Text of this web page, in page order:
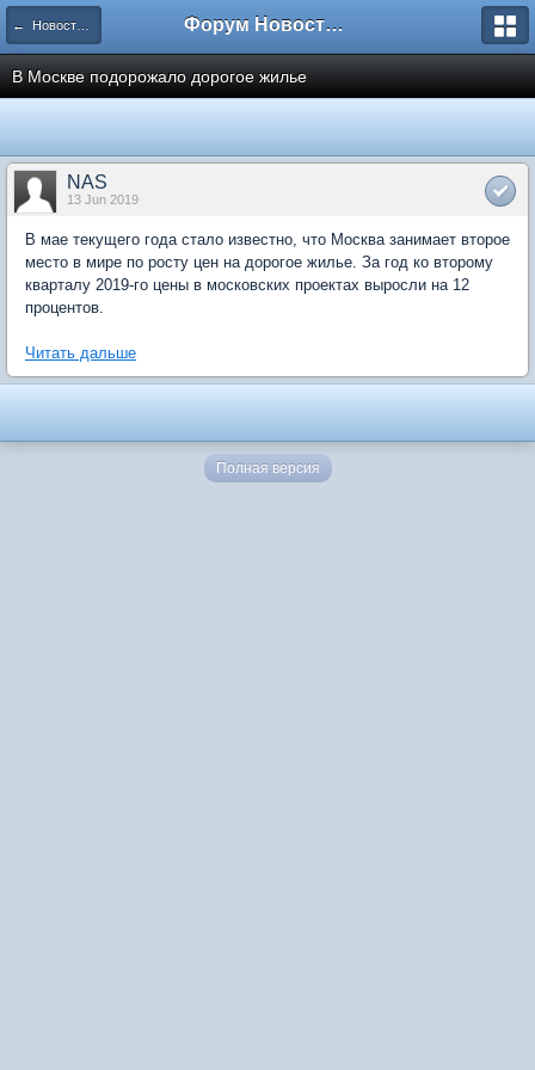
← Новости рынка недвижимости Форум Новостройки
В Москве подорожало дорогое жилье
NAS
13 Jun 2019
В мае текущего года стало известно, что Москва занимает второе
место в мире по росту цен на дорогое жилье. За год ко второму
кварталу 2019-го цены в московских проектах выросли на 12
процентов.
Читать дальше
Полная версия